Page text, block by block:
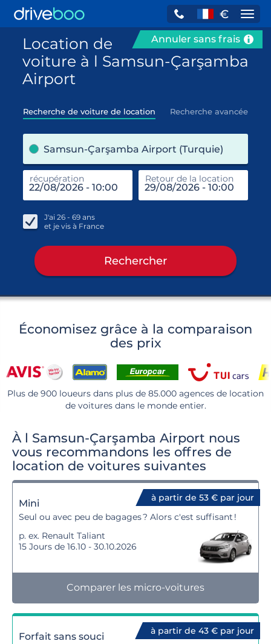
€
Annuler sans frais
Location de
voiture à l Samsun-Çarşamba
Airport
Recherche de voiture de location Recherche avancée
Samsun-Çarşamba Airport (Turquie)
récupération Retour de la location
J'ai 26 - 69 ans
et je vis à France
Rechercher
Économisez grâce à la comparaison
des prix
Plus de 900 loueurs dans plus de 85.000 agences de location
de voitures dans le monde entier.
À l Samsun-Çarşamba Airport nous
vous recommandons les offres de
location de voitures suivantes
à partir de 53 € par jour
Mini
Seul ou avec peu de bagages ? Alors c'est suffisant !
p. ex. Renault Taliant
15 Jours de 16.10 - 30.10.2026
Comparer les micro-voitures
à partir de 43 € par jour
Forfait sans souci